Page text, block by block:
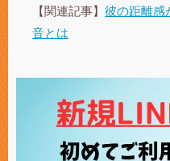
【関連記事】 彼の距離感
音とは